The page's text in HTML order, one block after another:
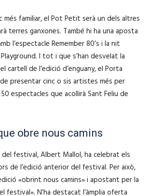
més familiar, el Pot Petit serà un dels altres
terres ganxones. També hi ha una aposta
l’espectacle Remember 80’s i la nit
I tot i que s’han desvelat la
cartell de l’edició d’enguany, el Porta
presentar cinc o sis artistes més per
espectacles que acollirà Sant Feliu de
obre nous camins
festival, Albert Mallol, ha celebrat els
de l’edició anterior del festival. Per això,
«obrint nous camins» i apostant per la
festival». N’ha destacat l’àmplia oferta